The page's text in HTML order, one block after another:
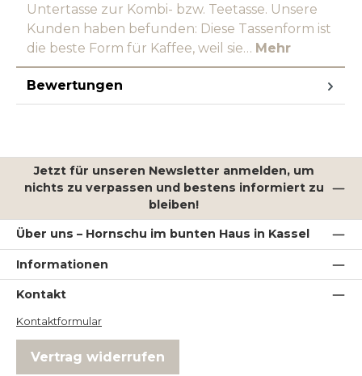
Untertasse zur Kombi- bzw. Teetasse. Unsere
Kunden haben befunden: Diese Tassenform ist
die beste Form für Kaffee, weil sie… Mehr
Bewertungen
Jetzt für unseren Newsletter anmelden, um
nichts zu verpassen und bestens informiert zu
bleiben!
Über uns – Hornschu im bunten Haus in Kassel
Informationen
Kontakt
Kontaktformular
Vertrag widerrufen